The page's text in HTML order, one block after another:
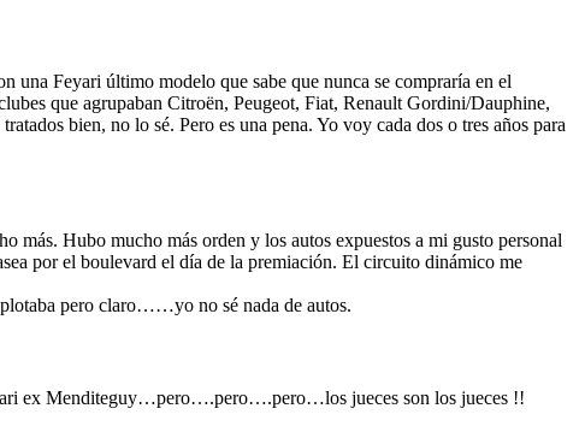
una Feyari último modelo que sabe que nunca se compraría en el
que agrupaban Citroën, Peugeot, Fiat, Renault Gordini/Dauphine,
bien, no lo sé. Pero es una pena. Yo voy cada dos o tres años para
más. Hubo mucho más orden y los autos expuestos a mi gusto personal
por el boulevard el día de la premiación. El circuito dinámico me
pero claro……yo no sé nada de autos.
ex Menditeguy…pero….pero….pero…los jueces son los jueces !!